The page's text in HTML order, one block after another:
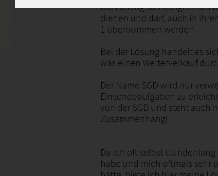
Die Lösung soll lediglich als
dienen und darf, auch in
1 übernommen werden.
Bei der Lösung handelt es
was einen Weiterverkauf
Der Name SGD wird nur
Einsendeaufgaben zu
von der SGD und steht auch
Zusammenhang!
Da ich oft selbst
habe und mich oftmals sehr